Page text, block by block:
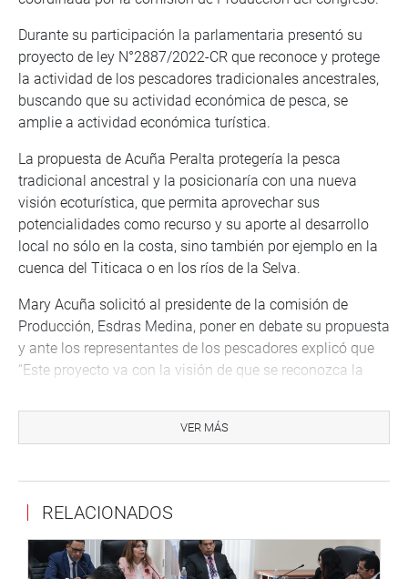
Durante su participación la parlamentaria presentó su
proyecto de ley N°2887/2022-CR que reconoce y protege
la actividad de los pescadores tradicionales ancestrales,
buscando que su actividad económica de pesca, se
amplie a actividad económica turística.
La propuesta de Acuña Peralta protegería la pesca
tradicional ancestral y la posicionaría con una nueva
visión ecoturística, que permita aprovechar sus
potencialidades como recurso y su aporte al desarrollo
local no sólo en la costa, sino también por ejemplo en la
cuenca del Titicaca o en los ríos de la Selva.
Mary Acuña solicitó al presidente de la comisión de
Producción, Esdras Medina, poner en debate su propuesta
y ante los representantes de los pescadores explicó que
“Este proyecto va con la visión de que se reconozca la
promueva el turismo y el desarrollo económico, contando
con apoyo económico por parte del ministerio de
la región de Lambayeque”, contó con la participación de
autoridades de la región, congresistas de la república y
representantes de gremios de pescadores, con el fin de
VER MÁS
RELACIONADOS